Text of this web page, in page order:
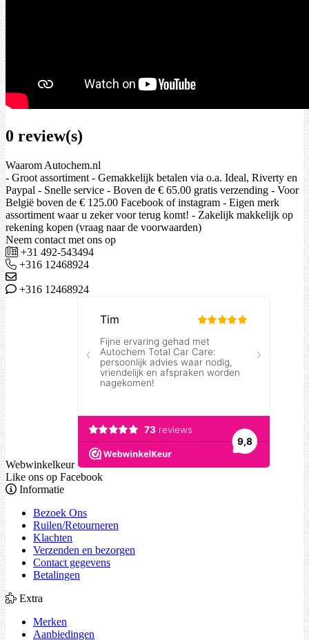
0 review(s)
Waarom Autochem.nl
- Groot assortiment - Gemakkelijk betalen via o.a. Ideal, Riverty en
Paypal - Snelle service - Boven de € 65.00 gratis verzending - Voor
België boven de € 125.00 Facebook of instagram - Eigen merk
assortiment waar u zeker voor terug komt! - Zakelijk makkelijk op
rekening kopen (vraag naar de voorwaarden)
Neem contact met ons op
+31 492-543494
+316 12468924
+316 12468924
Webwinkelkeur
Like ons op Facebook
Informatie
Bezoek Ons
Ruilen/Retourneren
Klachten
Verzenden en bezorgen
Contact gegevens
Betalingen
Extra
Merken
Aanbiedingen